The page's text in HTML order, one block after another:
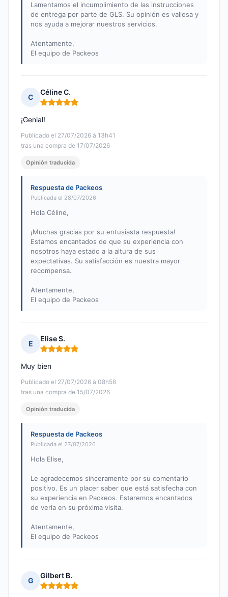
Lamentamos el incumplimiento de las instrucciones
de entrega por parte de GLS. Su opinión es valiosa y
nos ayuda a mejorar nuestros servicios.
Atentamente,
El equipo de Packeos
C
Céline C.
Nota: 5 de 5
Publicado el 27/07/2026 à 13h41
tras una compra de 17/07/2026
¡Genial!
Opinión traducida
Respuesta de Packeos
Publicada el 28/07/2026
Hola Céline,
¡Muchas gracias por su entusiasta respuesta!
Estamos encantados de que su experiencia con
nosotros haya estado a la altura de sus
expectativas. Su satisfacción es nuestra mayor
recompensa.
Atentamente,
El equipo de Packeos
E
Elise S.
Nota: 5 de 5
Publicado el 27/07/2026 à 08h56
tras una compra de 15/07/2026
Muy bien
Opinión traducida
Respuesta de Packeos
Publicada el 27/07/2026
Hola Elise,
Le agradecemos sinceramente por su comentario
positivo. Es un placer saber que está satisfecha con
su experiencia en Packeos. Estaremos encantados
de verla en su próxima visita.
Atentamente,
El equipo de Packeos
G
Gilbert B.
Nota: 5 de 5